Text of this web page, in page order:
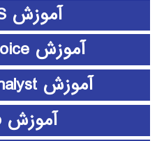
آموزش ETABS
آموزش expert choice
آموزش Frontier Analyst
آموزش github